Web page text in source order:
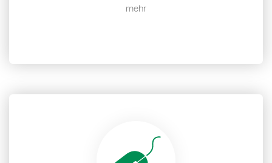
findest du alle Infos zu uns
Mehr anzeigen